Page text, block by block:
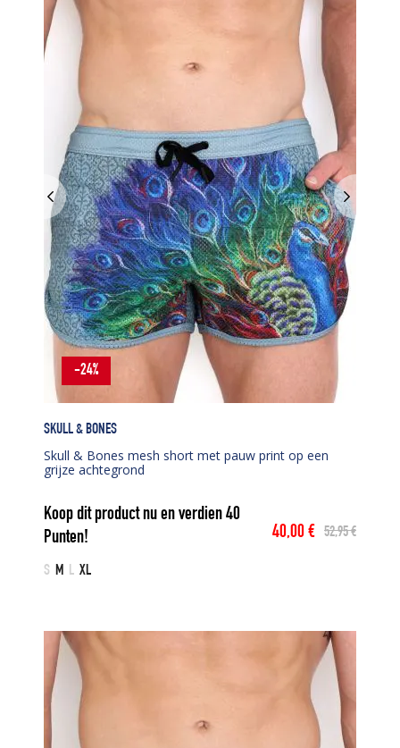
SKULL & BONES
Skull & Bones mesh short met pauw print op een
grijze achtegrond
Koop dit product nu en verdien40
Punten!
52,95€
Oorspronkelijke
40,00€
Huidige
S M L XL
-24%